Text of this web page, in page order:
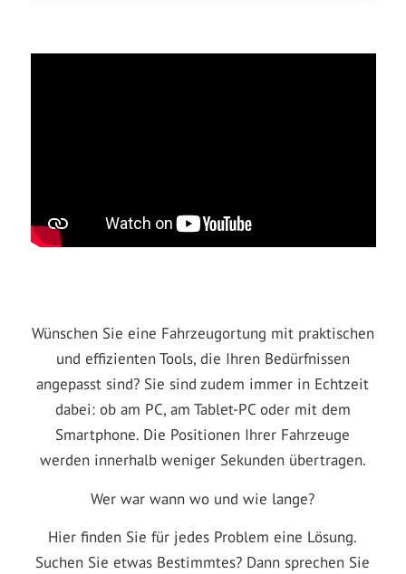
Wünschen Sie eine Fahrzeugortung mit praktischen
und effizienten Tools, die Ihren Bedürfnissen
angepasst sind? Sie sind zudem immer in Echtzeit
dabei: ob am PC, am Tablet-PC oder mit dem
Smartphone. Die Positionen Ihrer Fahrzeuge
werden innerhalb weniger Sekunden übertragen.
Wer war wann wo und wie lange?
Hier finden Sie für jedes Problem eine Lösung.
Suchen Sie etwas Bestimmtes? Dann sprechen Sie